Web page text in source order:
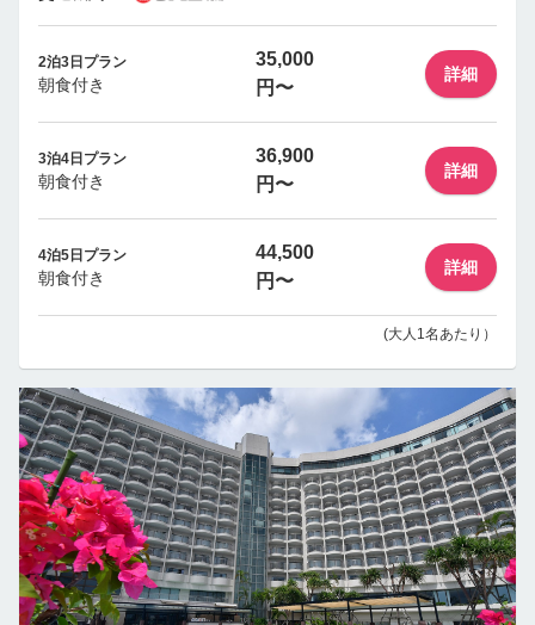
2泊3日プラン
朝食付き
35,000
円〜
詳細
3泊4日プラン
朝食付き
36,900
円〜
詳細
4泊5日プラン
朝食付き
44,500
円〜
詳細
(大人1名あたり）